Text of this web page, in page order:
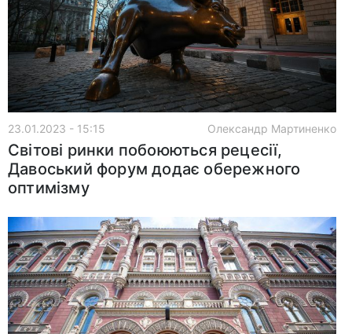
23.01.2023 - 15:15 Олександр Мартиненко
Світові ринки побоюються рецесії,
Давоський форум додає обережного
оптимізму